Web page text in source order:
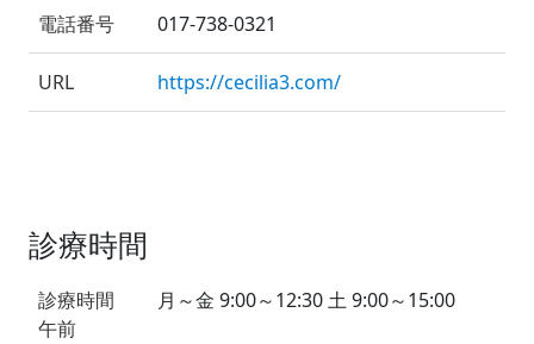
電話番号 017-738-0321
URL https://cecilia3.com/
診療時間
診療時間
午前
月～金 9:00～12:30 土 9:00～15:00